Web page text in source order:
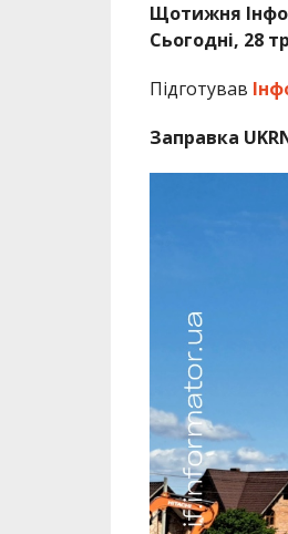
Щотижня
Сьогодні, 28
Підготував
Заправка